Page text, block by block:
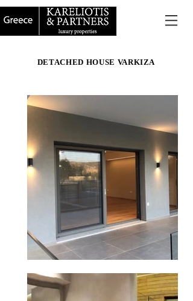
DETACHED HOUSE VARKIZA